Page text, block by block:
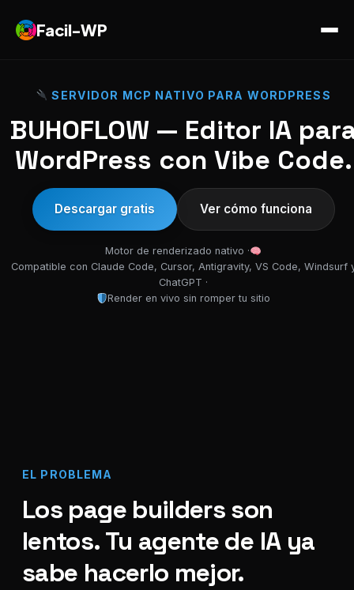
Facil-WP
SERVIDOR MCP NATIVO PARA WORDPRESS
BUHOFLOW — Editor IA
WordPress con Vibe Code.
Descargar gratis Ver cómo funciona
Motor de renderizado nativo ·
Compatible con Claude Code, Cursor, Antigravity, VS Code, Windsurf
ChatGPT ·
Render en vivo sin romper tu sitio
EL PROBLEMA
Los page builders son
lentos. Tu agente de IA ya
sabe hacerlo mejor.